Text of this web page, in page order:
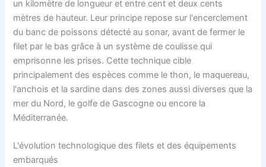
un kilomètre de longueur et entre cent et deux cents
mètres de hauteur. Leur principe repose sur l'encerclement
du banc de poissons détecté au sonar, avant de fermer le
filet par le bas grâce à un système de coulisse qui
emprisonne les prises. Cette technique cible
principalement des espèces comme le thon, le maquereau,
l'anchois et la sardine dans des zones aussi diverses que la
mer du Nord, le golfe de Gascogne ou encore la
Méditerranée.
L'évolution technologique des filets et des équipements
embarqués